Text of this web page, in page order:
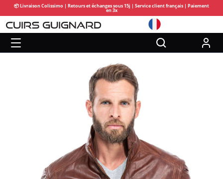
📦 Livraison Colissimo | Retours et échanges sous 15j | Service client français | Paiement
en 3x